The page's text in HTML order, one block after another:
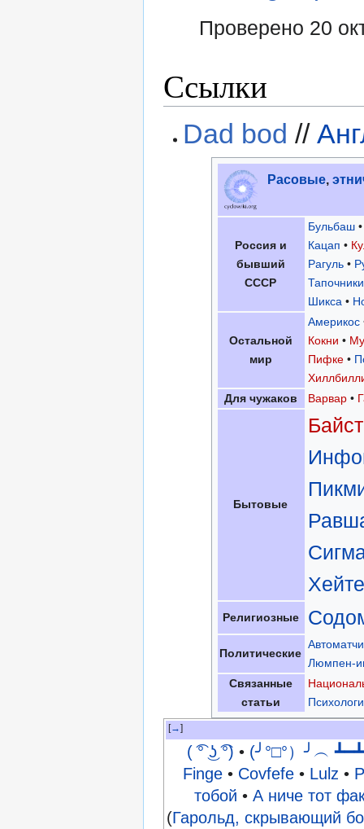
Проверено 20
Ссылки
Dad bod //
Расовые,
Россия и
бывший
СССР
Бульбаш
Кацап
Рагуль
Тапочники
Шикса
Остальной
мир
Америкос
Кокни
Пифке
Для чужаков
Варвар
Бытовые
Религиозные
Политические
Люмпен-
Связанные
статьи
→
( ͡° ͜ʖ ͡°) • (╯°□°）╯︵ ┻━┻
Finge • Covfefe • Lulz •
тобой •А ниче тот
(Гарольд, скрывающий